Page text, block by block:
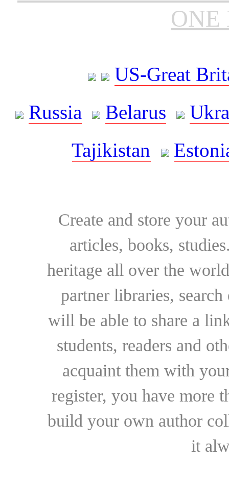
ONE
US-Great
Russia
Belarus
Tajikistan
Create and store your
articles, books,
heritage all over the
partner libraries,
will be able to share a
students, readers and
acquaint them with
register, you have more
build your own author
it